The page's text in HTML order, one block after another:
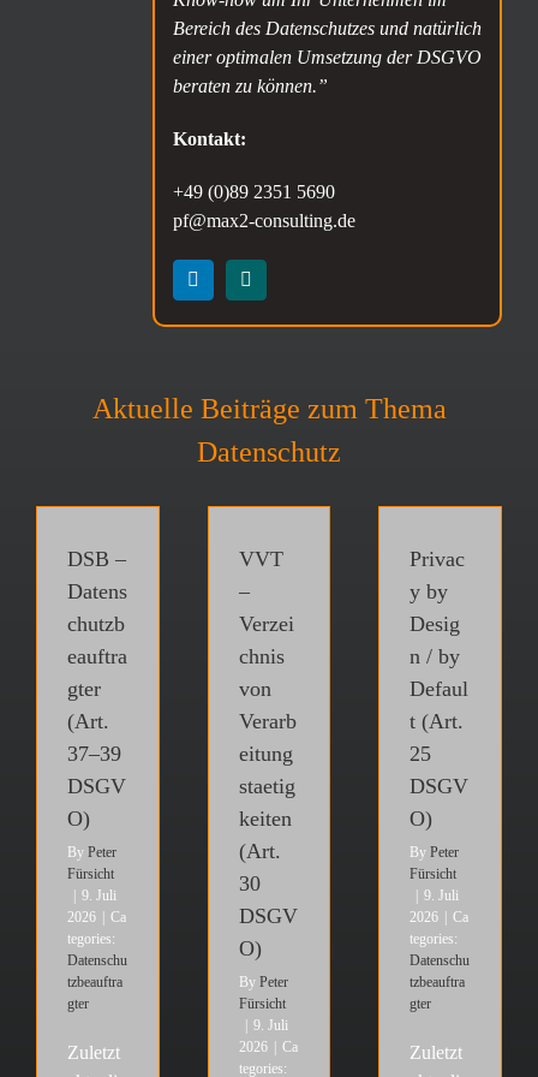
Bereich des Datenschutzes und natürlich
einer optimalen Umsetzung der DSGVO
beraten zu können.”
Kontakt:
+49 (0)89 2351 5690
pf@max2-consulting.de
Aktuelle Beiträge zum Thema
Datenschutz
DSB –
Datens
chutzb
eauftra
gter
(Art.
37–39
DSGV
O)
By Peter
Fürsicht
| 9. Juli
2026 | Ca
tegories:
Datenschu
tzbeauftra
gter
Zuletzt
VVT
–
Verzei
chnis
von
Verarb
eitung
staetig
keiten
(Art.
30
DSGV
O)
By Peter
Fürsicht
| 9. Juli
2026 | Ca
tegories:
Privac
y by
Desig
n / by
Defaul
t (Art.
25
DSGV
O)
ByPeter
Fürsicht
| 9. Juli
2026 | Ca
tegories:
Datenschu
tzbeauftra
gter
Zuletzt